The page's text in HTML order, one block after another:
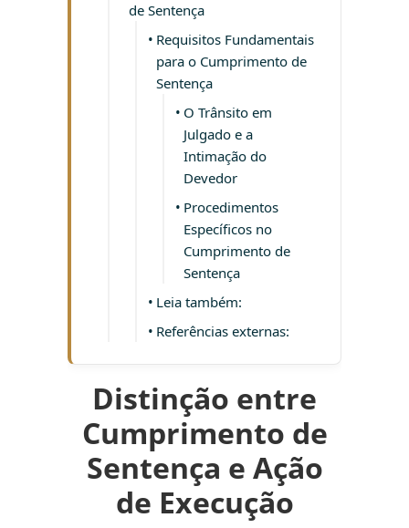
de Sentença
Requisitos Fundamentais
para o Cumprimento de
Sentença
O Trânsito em
Julgado e a
Intimação do
Devedor
Procedimentos
Específicos no
Cumprimento de
Sentença
Leia também:
Referências externas:
Distinção entre
Cumprimento de
Sentença e Ação
de Execução